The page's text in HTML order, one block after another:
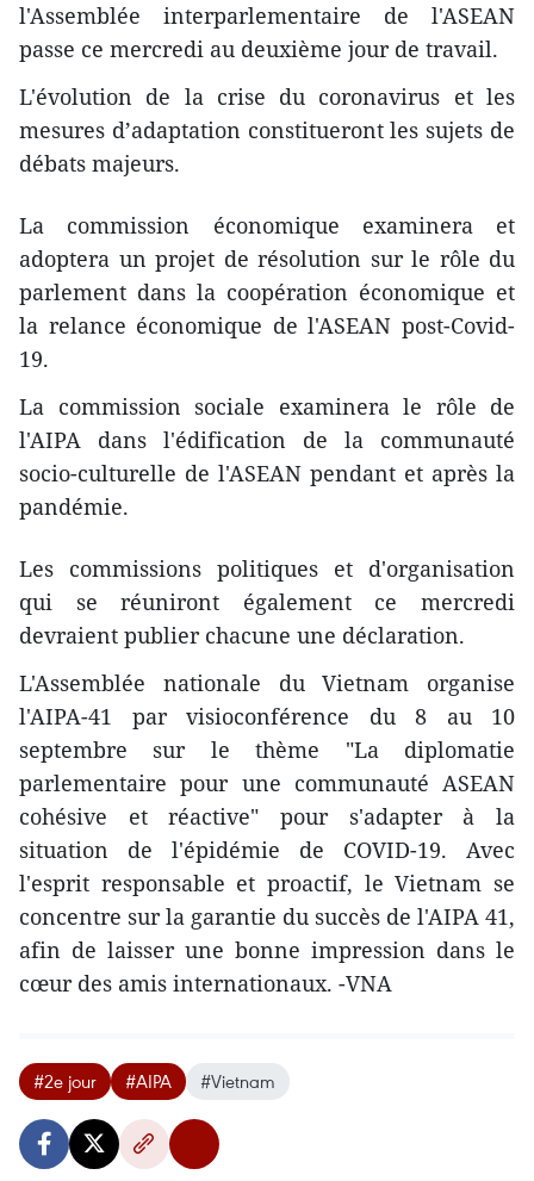
l'Assemblée interparlementaire de l'ASEAN
passe ce mercredi au deuxième jour de travail.
L'évolution de la crise du coronavirus et les
mesures d’adaptation constitueront les sujets de
débats majeurs.
La commission économique examinera et
adoptera un projet de résolution sur le rôle du
parlement dans la coopération économique et
la relance économique de l'ASEAN post-Covid-
19.
La commission sociale examinera le rôle de
l'AIPA dans l'édification de la communauté
socio-culturelle de l'ASEAN pendant et après la
pandémie.
Les commissions politiques et d'organisation
qui se réuniront également ce mercredi
devraient publier chacune une déclaration.
L'Assemblée nationale du Vietnam organise
l'AIPA-41 par visioconférence du 8 au 10
septembre sur le thème "La diplomatie
parlementaire pour une communauté ASEAN
cohésive et réactive" pour s'adapter à la
situation de l'épidémie de COVID-19. Avec
l'esprit responsable et proactif, le Vietnam se
concentre sur la garantie du succès de l'AIPA 41,
afin de laisser une bonne impression dans le
cœur des amis internationaux. -VNA
#2e jour #AIPA #Vietnam